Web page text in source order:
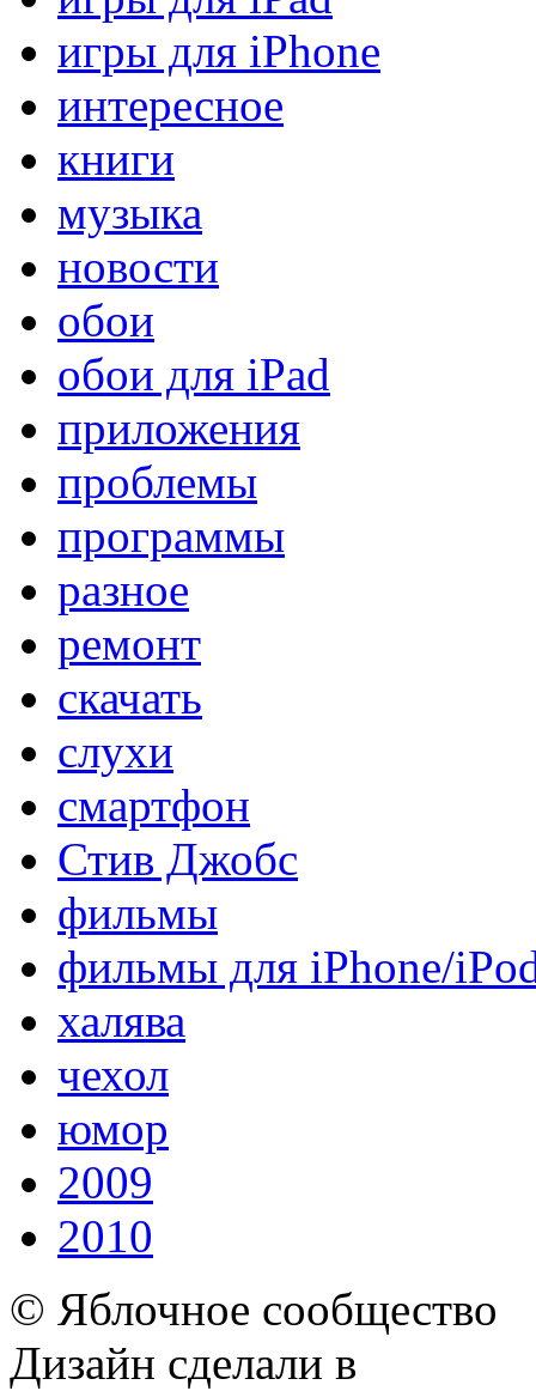
игры для iPhone
интересное
книги
музыка
новости
обои
обои для iPad
приложения
проблемы
программы
разное
ремонт
скачать
слухи
смартфон
Стив Джобс
фильмы
фильмы для iPhone/
халява
чехол
юмор
2009
2010
© Яблочное сообщество
Дизайн сделали в